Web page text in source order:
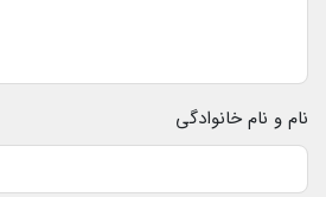
نام و نام خانوادگی